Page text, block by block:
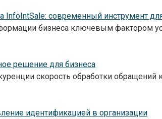
InfoIntSale: современный инструмент
бизнеса ключевым фактором
решение для бизнеса
скорость обработки
идентификацией в организации